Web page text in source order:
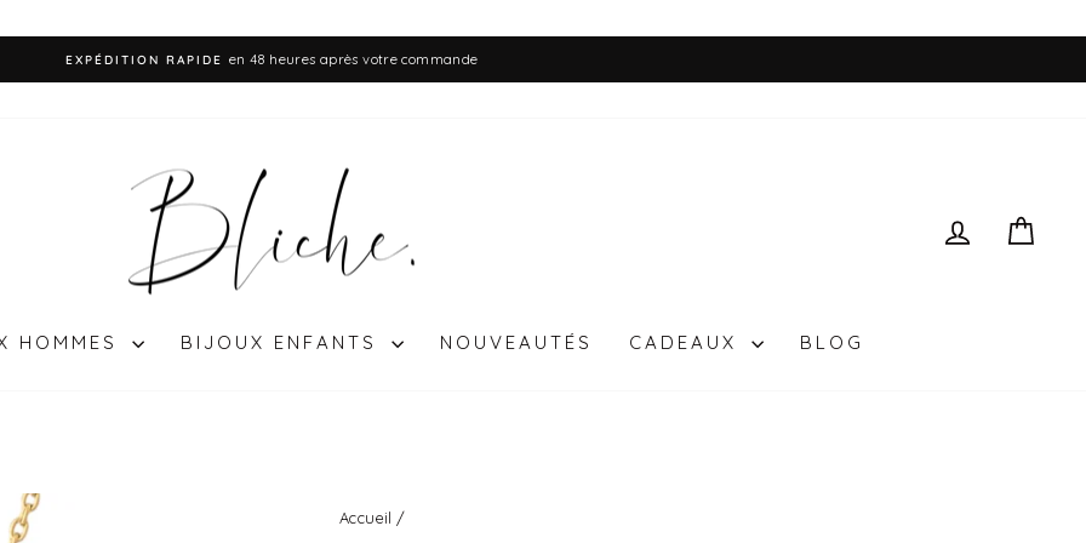
EXPÉDITION RAPIDE en 48 heures après votre commande
SE
HOMMES BIJOUX ENFANTS NOUVEAUTÉS CADEAUX BLOG
Accueil /